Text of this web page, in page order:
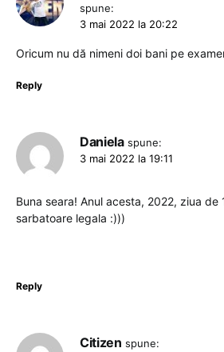
spune:
3 mai 2022 la 20:22
Oricum nu dă nimeni doi bani pe
Reply
Daniela spune:
3 mai 2022 la 19:11
Buna seara! Anul acesta, 2022, ziua de
sarbatoare legala :)))
Reply
Citizen spune: